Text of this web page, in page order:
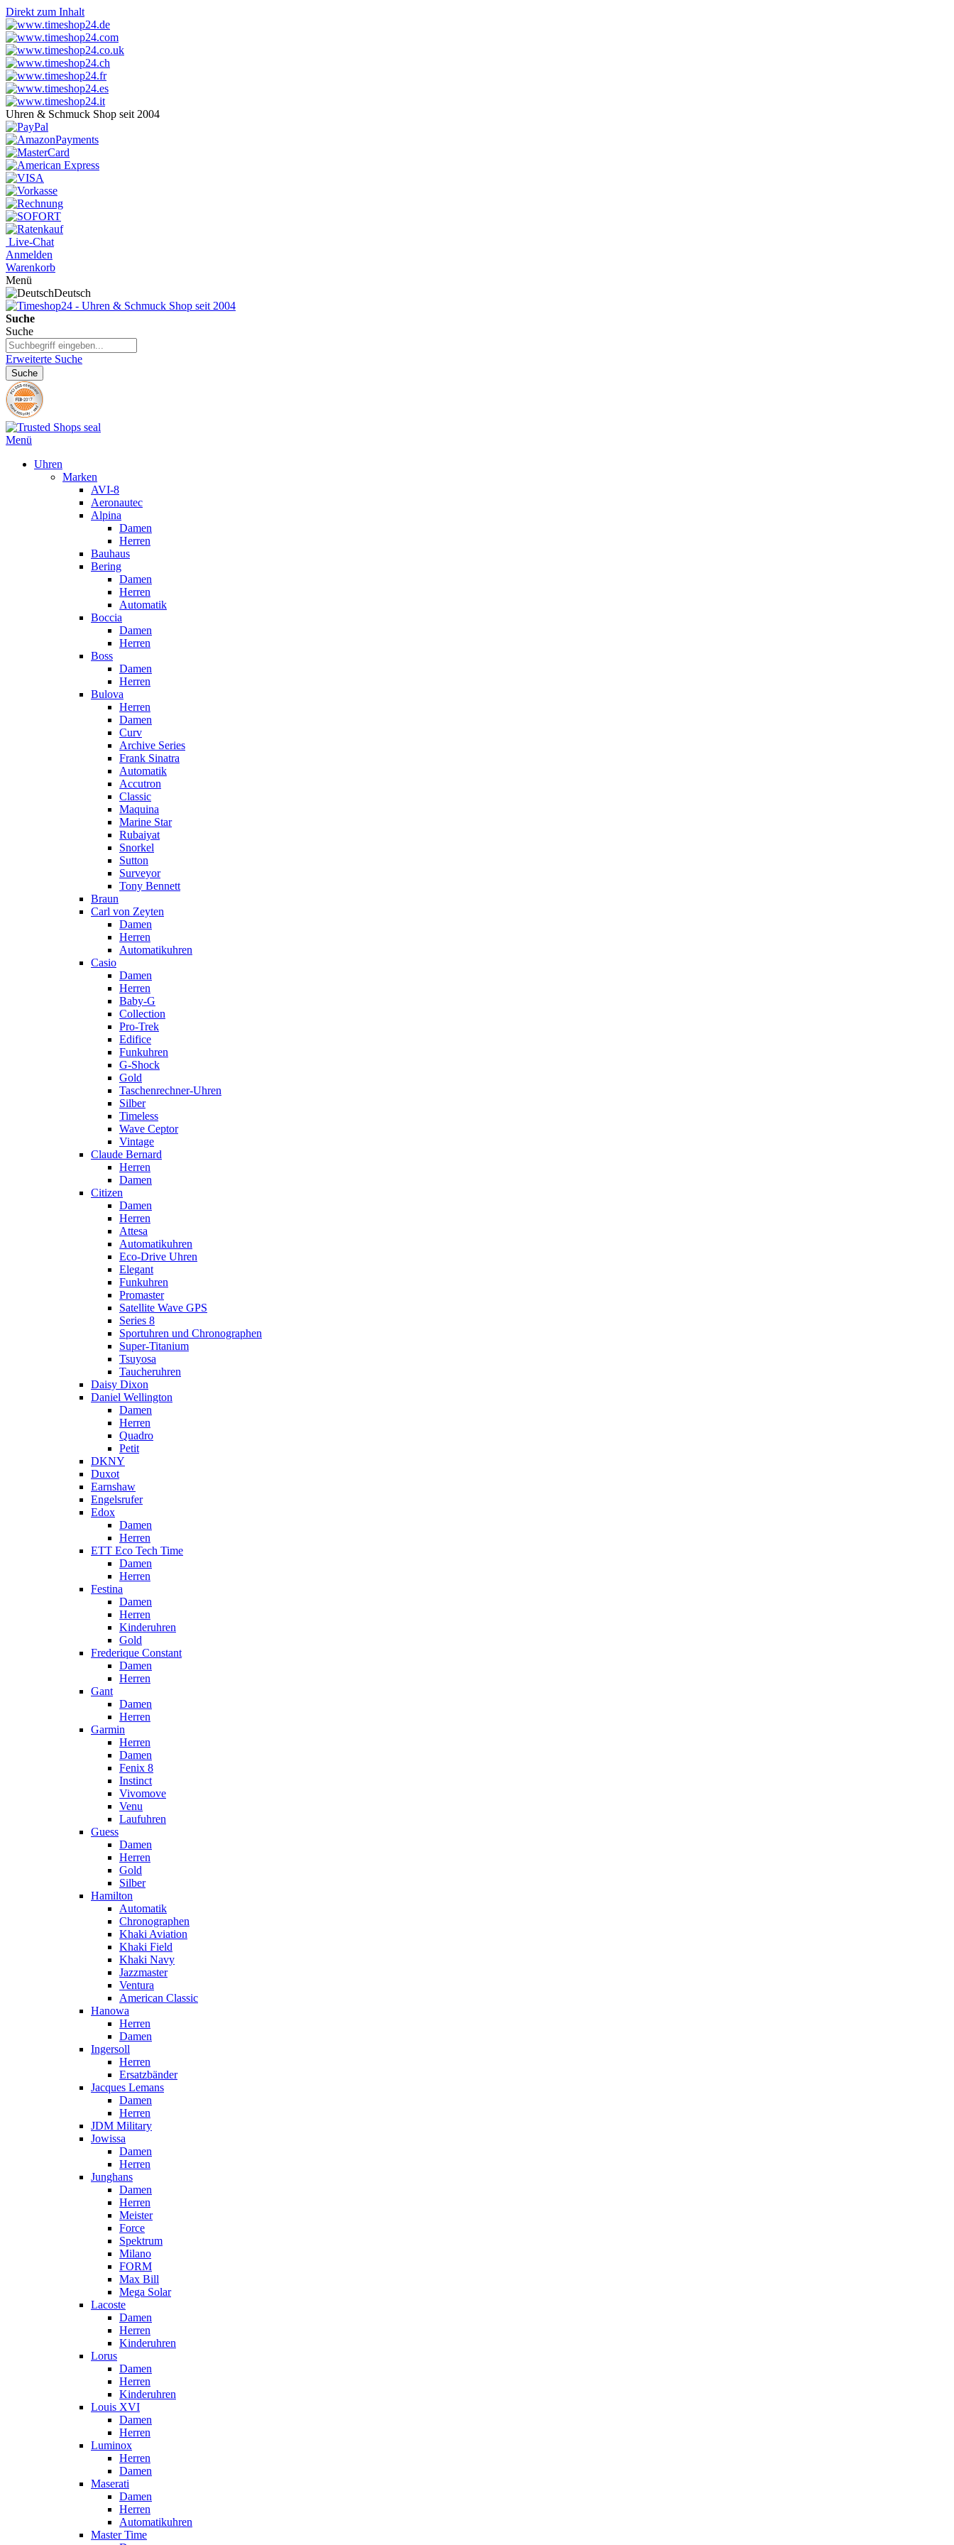
Direkt zum Inhalt
Uhren & Schmuck Shop seit 2004
Live-Chat
Anmelden
Warenkorb
Menü
Deutsch
Suche
Suche
Erweiterte Suche
Suche
Menü
Uhren
Marken
AVI-8
Aeronautec
Alpina
Damen
Herren
Bauhaus
Bering
Damen
Herren
Automatik
Boccia
Damen
Herren
Boss
Damen
Herren
Bulova
Herren
Damen
Curv
Archive Series
Frank Sinatra
Automatik
Accutron
Classic
Maquina
Marine Star
Rubaiyat
Snorkel
Sutton
Surveyor
Tony Bennett
Braun
Carl von Zeyten
Damen
Herren
Automatikuhren
Casio
Damen
Herren
Baby-G
Collection
Pro-Trek
Edifice
Funkuhren
G-Shock
Gold
Taschenrechner-Uhren
Silber
Timeless
Wave Ceptor
Vintage
Claude Bernard
Herren
Damen
Citizen
Damen
Herren
Attesa
Automatikuhren
Eco-Drive Uhren
Elegant
Funkuhren
Promaster
Satellite Wave GPS
Series 8
Sportuhren und Chronographen
Super-Titanium
Tsuyosa
Taucheruhren
Daisy Dixon
Daniel Wellington
Damen
Herren
Quadro
Petit
DKNY
Duxot
Earnshaw
Engelsrufer
Edox
Damen
Herren
ETT Eco Tech Time
Damen
Herren
Festina
Damen
Herren
Kinderuhren
Gold
Frederique Constant
Damen
Herren
Gant
Damen
Herren
Garmin
Herren
Damen
Fenix 8
Instinct
Vivomove
Venu
Laufuhren
Guess
Damen
Herren
Gold
Silber
Hamilton
Automatik
Chronographen
Khaki Aviation
Khaki Field
Khaki Navy
Jazzmaster
Ventura
American Classic
Hanowa
Herren
Damen
Ingersoll
Herren
Ersatzbänder
Jacques Lemans
Damen
Herren
JDM Military
Jowissa
Damen
Herren
Junghans
Damen
Herren
Meister
Force
Spektrum
Milano
FORM
Max Bill
Mega Solar
Lacoste
Damen
Herren
Kinderuhren
Lorus
Damen
Herren
Kinderuhren
Louis XVI
Damen
Herren
Luminox
Herren
Damen
Maserati
Damen
Herren
Automatikuhren
Master Time